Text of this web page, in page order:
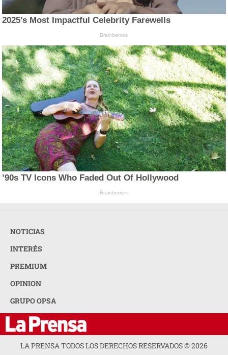
2025’s Most Impactful Celebrity Farewells
Brainberries
’90s TV Icons Who Faded Out Of Hollywood
Brainberries
NOTICIAS
INTERÉS
PREMIUM
OPINION
GRUPO OPSA
LA PRENSA TODOS LOS DERECHOS RESERVADOS ©2026